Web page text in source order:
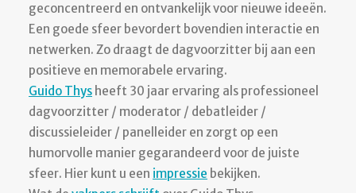
geconcentreerd en ontvankelijk voor nieuwe ideeën.
Een goede sfeer bevordert bovendien interactie en
netwerken. Zo draagt de dagvoorzitter bij aan een
positieve en memorabele ervaring.
Guido Thys heeft 30 jaar ervaring als professioneel
dagvoorzitter / moderator / debatleider /
discussieleider / panelleider en zorgt op een
humorvolle manier gegarandeerd voor de juiste
sfeer. Hier kunt u een impressie bekijken.